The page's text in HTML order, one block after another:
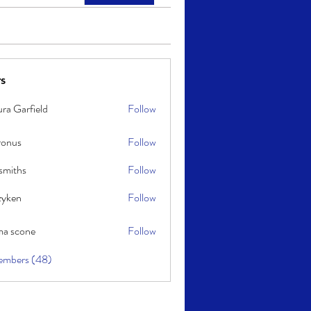
Garfield Follow
Follow
Follow
Follow
scone
Follow
(48)